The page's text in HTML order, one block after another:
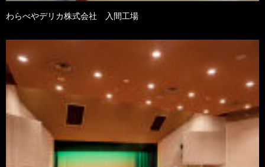
わらべやデリカ株式会社 入間工場